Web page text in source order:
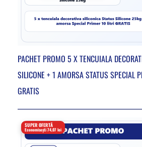
PACHET PROMO 5 X TENCUIALA
SILICONE + 1 AMORSA STATUS SPECIAL
GRATIS
SUPER OFERTĂ
Economisești 74,07 lei